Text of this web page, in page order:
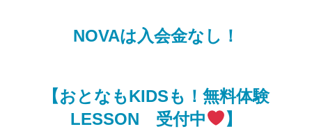
NOVAは入会金なし！
【おとなもKIDSも！無料体験
LESSON 受付中
】